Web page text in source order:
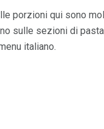
porzioni qui sono
sulle sezioni di
italiano.